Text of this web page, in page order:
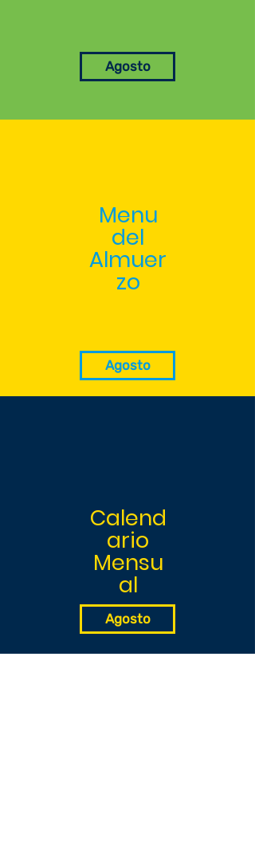
Agosto
Menu
del
Almuer
zo
Agosto
Calend
ario
Mensu
al
Agosto